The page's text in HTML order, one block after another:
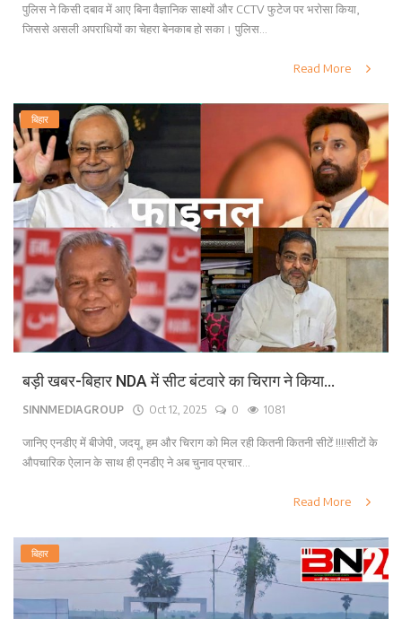
पुलिस ने किसी दबाव में आए बिना वैज्ञानिक साक्ष्यों और CCTV फुटेज पर भरोसा किया,
जिससे असली अपराधियों का चेहरा बेनकाब हो सका। पुलिस...
Read More
बिहार
बड़ी खबर-बिहार NDA में सीट बंटवारे का चिराग ने किया...
SINNMEDIAGROUP Oct 12, 2025 0 1081
जानिए एनडीए में बीजेपी, जदयू, हम और चिराग को मिल रही कितनी कितनी सीटें !!!!सीटों के
औपचारिक ऐलान के साथ ही एनडीए ने अब चुनाव प्रचार...
Read More
बिहार